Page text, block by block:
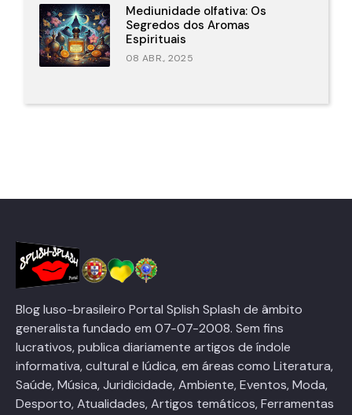
Mediunidade olfativa: Os
Segredos dos Aromas
Espirituais
08 ABR., 2025
Blog luso-brasileiro Portal Splish Splash de âmbito
generalista fundado em 07-07-2008. Sem fins
lucrativos, publica diariamente artigos de índole
informativa, cultural e lúdica, em áreas como Literatura,
Saúde, Música, Juridicidade, Ambiente, Eventos, Moda,
Desporto, Atualidades, Artigos temáticos, Ferramentas